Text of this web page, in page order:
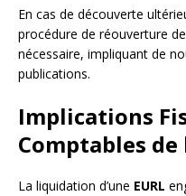
En cas de découverte
procédure de réouverture
nécessaire, impliquant de
publications.
Implications
Comptables
La liquidation d’une EURL